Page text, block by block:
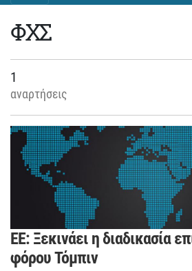
ΦΧΣ
1
αναρτήσεις
ΕΕ: Ξεκινάει η διαδικασία
φόρου Τόμπιν